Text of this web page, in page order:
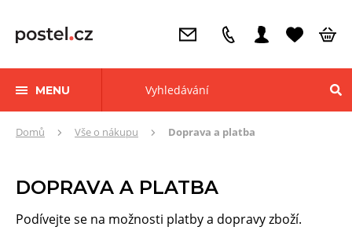
MENU
ZdeDomů Vše o nákupu Doprava a platba
DOPRAVA A PLATBA
Podívejte se na možnosti platby a dopravy zboží.